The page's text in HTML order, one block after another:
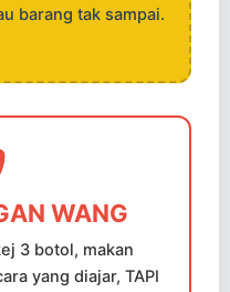
barang tak sampai.
WANG
3 botol, makan
yang diajar, TAPI